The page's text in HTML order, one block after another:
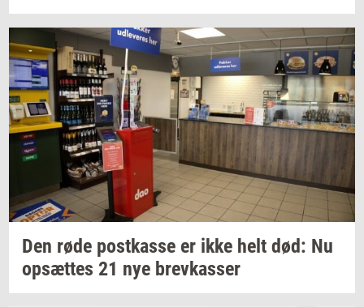
Den røde po­st­kas­se er ikke helt død: Nu
op­sæt­tes 21 nye brev­kas­ser